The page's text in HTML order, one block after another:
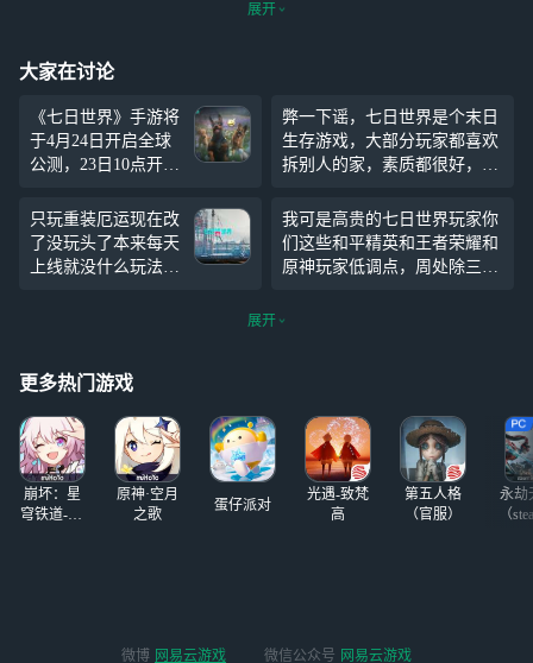
展开
大家在讨论
《七日世界》手游将
于4月24日开启全球
公测，23日10点开启
玩得爽玩，开发组给
玩家们带来超级福
利！1016件个性外
界》端手游双端！ 你
轻松体验《七日世
界》。无需下载占用
存储空间，只需一键
登录，随时随地即可
畅玩。网易云游戏支
弊一下谣，七日世界是个末日
生存游戏，大部分玩家都喜欢
拆别人的家，素质都很好，至
就骂他别骂游戏
只玩重装厄运现在改
了没玩头了本来每天
上线就没什么玩法只
以前的时间真的白玩
款游戏，就算没什么
玩法我都坚持每天上
线
我可是高贵的七日世界玩家你
们这些和平精英和王者荣耀和
原神玩家低调点，周处除三害
玩家都得死
展开
更多热门游戏
崩坏：星
穹铁道-4.4
原神·空月
之歌
蛋仔派对
光遇-致梵
高
第五人格
（官服）
永劫
（
微博 网易云游戏 微信公众号 网易云游戏